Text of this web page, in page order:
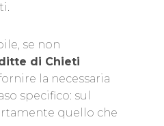
se non
di Chieti
la necessaria
specifico: sul
quello che